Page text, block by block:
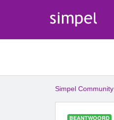
Simpel Community
BEANTWOORD